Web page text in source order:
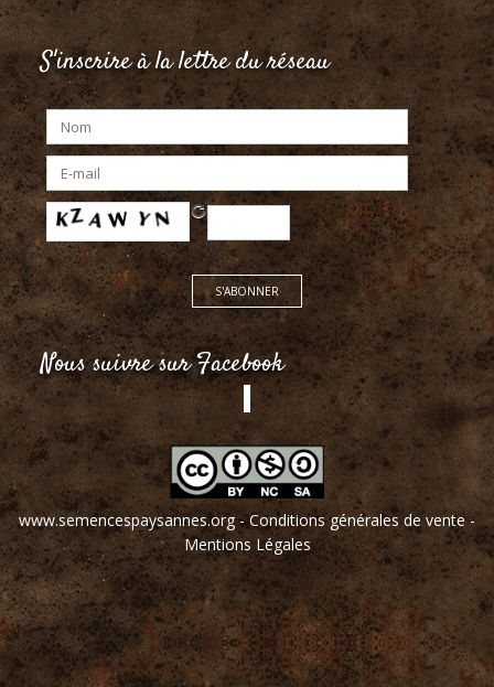
S'inscrire à la lettre du réseau
Nous suivre sur Facebook
www.semencespaysannes.org-Conditions générales de vente-
Mentions Légales